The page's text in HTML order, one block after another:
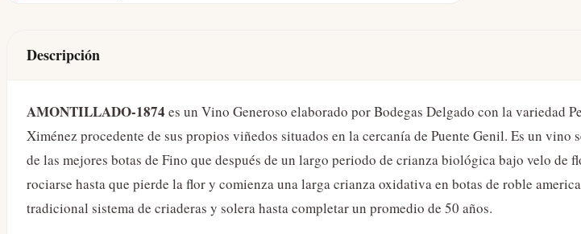
Descripción
AMONTILLADO-1874 es un Vino Generoso elaborado por Bodegas Delgado con la variedad
Ximénez procedente de sus propios viñedos situados en la cercanía de Puente Genil. Es un vino
de las mejores botas de Fino que después de un largo periodo de crianza biológica bajo velo de
rociarse hasta que pierde la flor y comienza una larga crianza oxidativa en botas de roble
tradicional sistema de criaderas y solera hasta completar un promedio de 50 años.